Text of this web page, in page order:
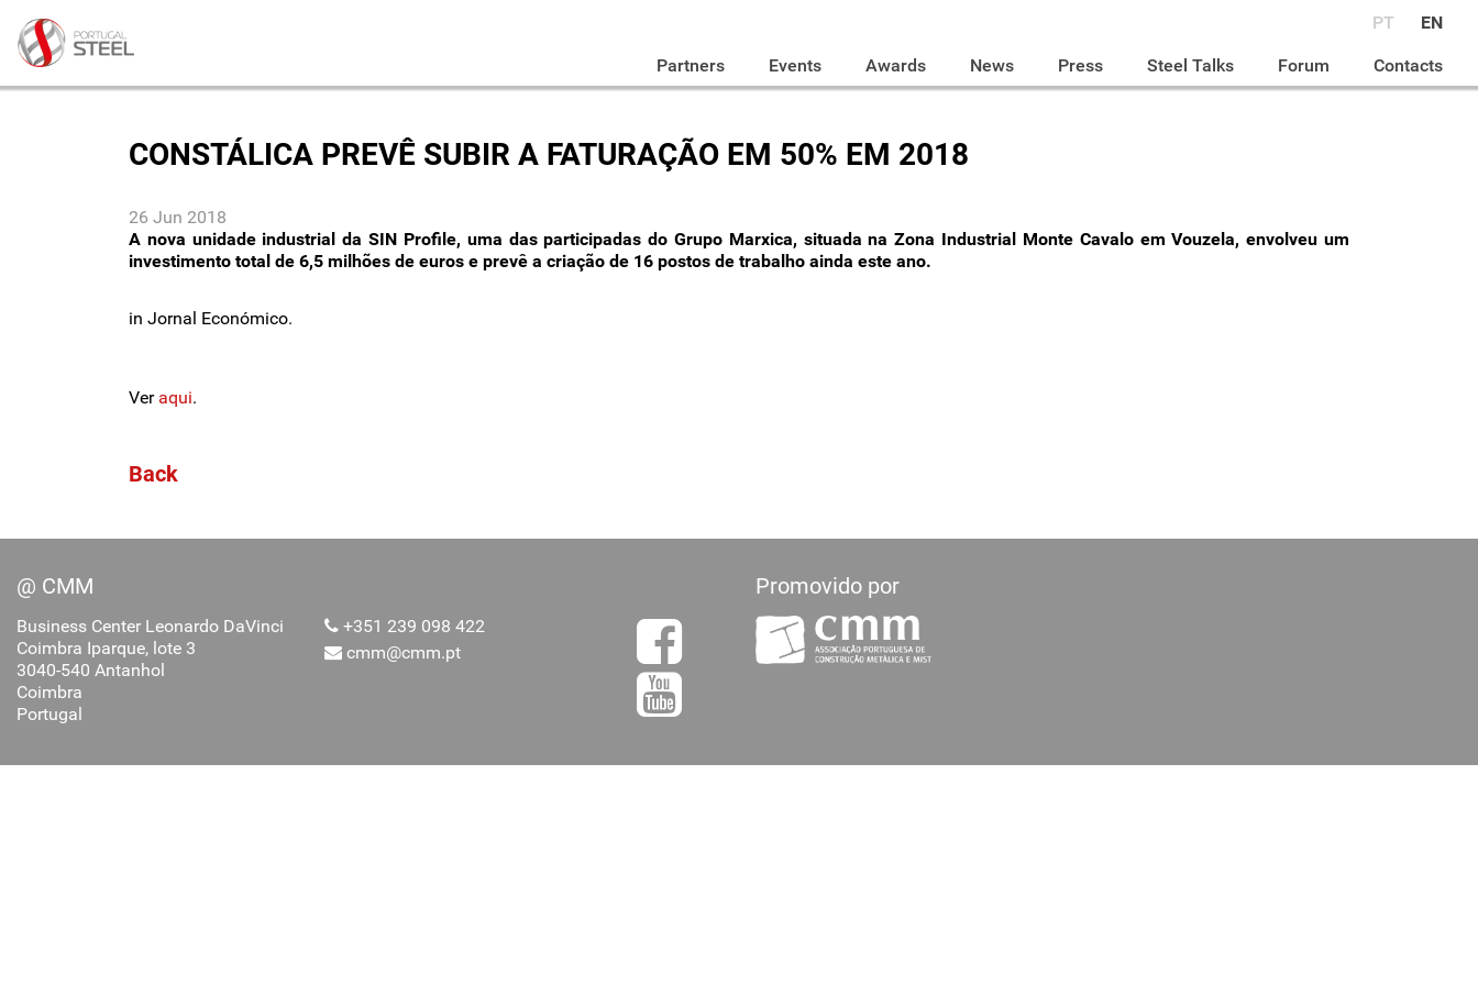
PT EN
Partners Events Awards News Press Steel Talks Forum Contacts
CONSTÁLICA PREVÊ SUBIR A FATURAÇÃO EM 50% EM 2018
26 Jun 2018
A nova unidade industrial da SIN Profile, uma das participadas do Grupo Marxica, situada na Zona Industrial Monte Cavalo em Vouzela, envolveu um
investimento total de 6,5 milhões de euros e prevê a criação de 16 postos de trabalho ainda este ano.
in Jornal Económico.
Ver aqui.
Back
@ CMM
Business Center Leonardo DaVinci
Coimbra Iparque, lote 3
3040-540 Antanhol
Coimbra
Portugal
+351 239 098 422
cmm@cmm.pt
Promovido por